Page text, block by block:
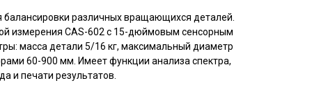
балансировки различных вращающихся деталей.
измерения CAS-602 с 15-дюймовым сенсорным
масса детали 5/16 кг, максимальный диаметр
60-900 мм. Имеет функции анализа спектра,
и печати результатов.